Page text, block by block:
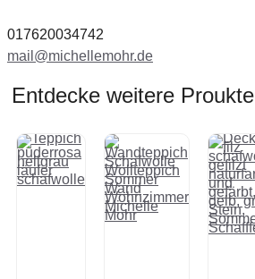
017620034742
mail@michellemohr.de
Entdecke weitere Proukte